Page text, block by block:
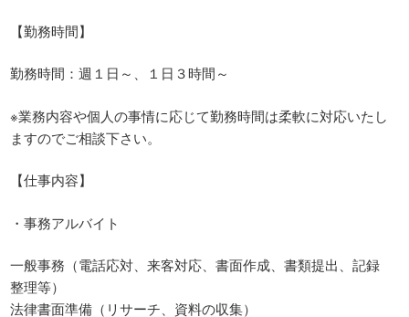
【勤務時間】
勤務時間：週１日～、１日３時間～
※業務内容や個人の事情に応じて勤務時間は柔軟に対応いたし
ますのでご相談下さい。
【仕事内容】
・事務アルバイト
一般事務（電話応対、来客対応、書面作成、書類提出、記録
整理等）
法律書面準備（リサーチ、資料の収集）